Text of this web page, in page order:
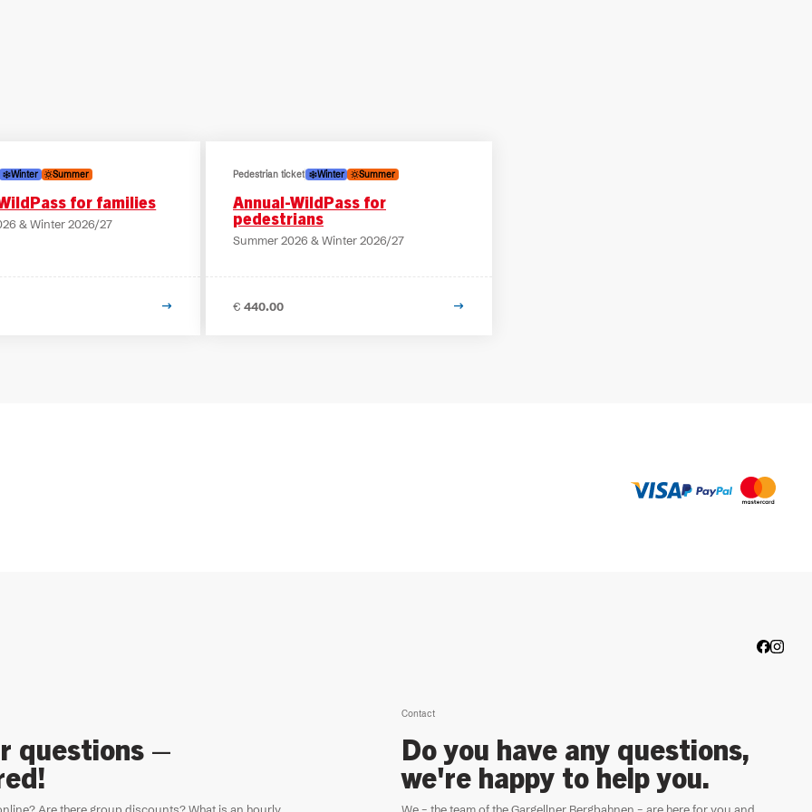
Tickets zu filtern.
Tickets zu filtern.
Tickets zu filtern.
Tickets zu filtern.
Tickets zu filtern.
Winter Summer
for families
& Winter 2026/27
Pedestrian ticket Winter Summer
Annual-WildPass for
pedestrians
Summer 2026 & Winter 2026/27
€ 440.00
questions –
Contact
Do you have any questions,
we're happy to help you.